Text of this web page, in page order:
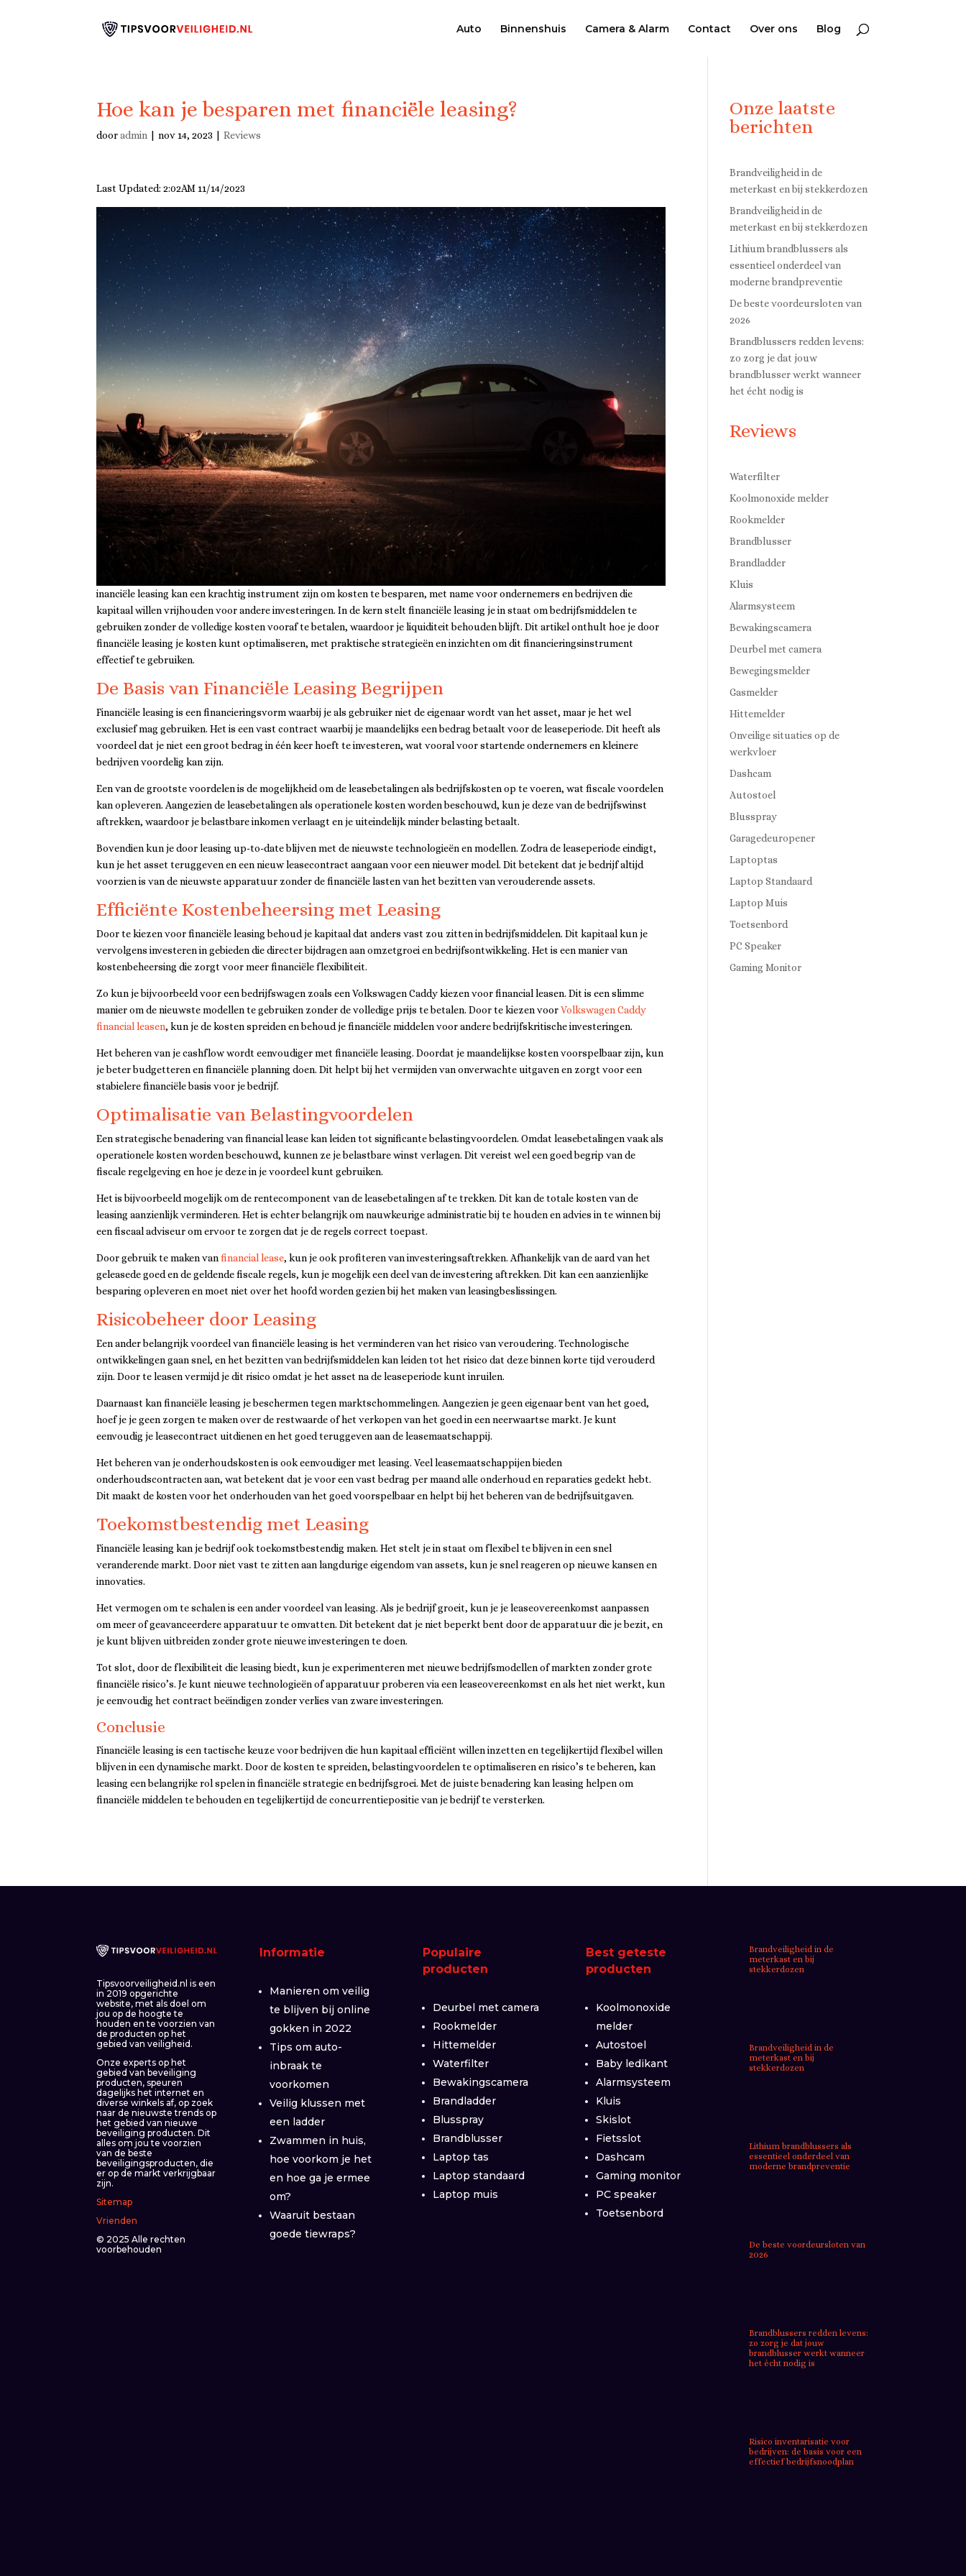
Auto Binnenshuis Camera & Alarm Contact Over ons Blog
Hoe kan je besparen met financiële leasing?
dooradmin |nov 14, 2023 |Reviews
Last Updated: 2:02AM 11/14/2023
inanciële leasing kan een krachtig instrument zijn om kosten te besparen, met name voor ondernemers en bedrijven die
kapitaal willen vrijhouden voor andere investeringen. In de kern stelt financiële leasing je in staat om bedrijfsmiddelen te
gebruiken zonder de volledige kosten vooraf te betalen, waardoor je liquiditeit behouden blijft. Dit artikel onthult hoe je door
financiële leasing je kosten kunt optimaliseren, met praktische strategieën en inzichten om dit financieringsinstrument
effectief te gebruiken.
De Basis van Financiële Leasing Begrijpen
Financiële leasing is een financieringsvorm waarbij je als gebruiker niet de eigenaar wordt van het asset, maar je het wel
exclusief mag gebruiken. Het is een vast contract waarbij je maandelijks een bedrag betaalt voor de leaseperiode. Dit heeft als
voordeel dat je niet een groot bedrag in één keer hoeft te investeren, wat vooral voor startende ondernemers en kleinere
bedrijven voordelig kan zijn.
Een van de grootste voordelen is de mogelijkheid om de leasebetalingen als bedrijfskosten op te voeren, wat fiscale voordelen
kan opleveren. Aangezien de leasebetalingen als operationele kosten worden beschouwd, kun je deze van de bedrijfswinst
aftrekken, waardoor je belastbare inkomen verlaagt en je uiteindelijk minder belasting betaalt.
Bovendien kun je door leasing up-to-date blijven met de nieuwste technologieën en modellen. Zodra de leaseperiode eindigt,
kun je het asset teruggeven en een nieuw leasecontract aangaan voor een nieuwer model. Dit betekent dat je bedrijf altijd
voorzien is van de nieuwste apparatuur zonder de financiële lasten van het bezitten van verouderende assets.
Efficiënte Kostenbeheersing met Leasing
Door te kiezen voor financiële leasing behoud je kapitaal dat anders vast zou zitten in bedrijfsmiddelen. Dit kapitaal kun je
vervolgens investeren in gebieden die directer bijdragen aan omzetgroei en bedrijfsontwikkeling. Het is een manier van
kostenbeheersing die zorgt voor meer financiële flexibiliteit.
Zo kun je bijvoorbeeld voor een bedrijfswagen zoals een Volkswagen Caddy kiezen voor financial leasen. Dit is een slimme
manier om de nieuwste modellen te gebruiken zonder de volledige prijs te betalen. Door te kiezen voorVolkswagen Caddy
financial leasen, kun je de kosten spreiden en behoud je financiële middelen voor andere bedrijfskritische investeringen.
Het beheren van je cashflow wordt eenvoudiger met financiële leasing. Doordat je maandelijkse kosten voorspelbaar zijn, kun
je beter budgetteren en financiële planning doen. Dit helpt bij het vermijden van onverwachte uitgaven en zorgt voor een
stabielere financiële basis voor je bedrijf.
Optimalisatie van Belastingvoordelen
Een strategische benadering van financial lease kan leiden tot significante belastingvoordelen. Omdat leasebetalingen vaak als
operationele kosten worden beschouwd, kunnen ze je belastbare winst verlagen. Dit vereist wel een goed begrip van de
fiscale regelgeving en hoe je deze in je voordeel kunt gebruiken.
Het is bijvoorbeeld mogelijk om de rentecomponent van de leasebetalingen af te trekken. Dit kan de totale kosten van de
leasing aanzienlijk verminderen. Het is echter belangrijk om nauwkeurige administratie bij te houden en advies in te winnen bij
een fiscaal adviseur om ervoor te zorgen dat je de regels correct toepast.
Door gebruik te maken vanfinancial lease, kun je ook profiteren van investeringsaftrekken. Afhankelijk van de aard van het
geleasede goed en de geldende fiscale regels, kun je mogelijk een deel van de investering aftrekken. Dit kan een aanzienlijke
besparing opleveren en moet niet over het hoofd worden gezien bij het maken van leasingbeslissingen.
Risicobeheer door Leasing
Een ander belangrijk voordeel van financiële leasing is het verminderen van het risico van veroudering. Technologische
ontwikkelingen gaan snel, en het bezitten van bedrijfsmiddelen kan leiden tot het risico dat deze binnen korte tijd verouderd
zijn. Door te leasen vermijd je dit risico omdat je het asset na de leaseperiode kunt inruilen.
Daarnaast kan financiële leasing je beschermen tegen marktschommelingen. Aangezien je geen eigenaar bent van het goed,
hoef je je geen zorgen te maken over de restwaarde of het verkopen van het goed in een neerwaartse markt. Je kunt
eenvoudig je leasecontract uitdienen en het goed teruggeven aan de leasemaatschappij.
Het beheren van je onderhoudskosten is ook eenvoudiger met leasing. Veel leasemaatschappijen bieden
onderhoudscontracten aan, wat betekent dat je voor een vast bedrag per maand alle onderhoud en reparaties gedekt hebt.
Dit maakt de kosten voor het onderhouden van het goed voorspelbaar en helpt bij het beheren van de bedrijfsuitgaven.
Toekomstbestendig met Leasing
Financiële leasing kan je bedrijf ook toekomstbestendig maken. Het stelt je in staat om flexibel te blijven in een snel
veranderende markt. Door niet vast te zitten aan langdurige eigendom van assets, kun je snel reageren op nieuwe kansen en
innovaties.
Het vermogen om te schalen is een ander voordeel van leasing. Als je bedrijf groeit, kun je je leaseovereenkomst aanpassen
om meer of geavanceerdere apparatuur te omvatten. Dit betekent dat je niet beperkt bent door de apparatuur die je bezit, en
je kunt blijven uitbreiden zonder grote nieuwe investeringen te doen.
Tot slot, door de flexibiliteit die leasing biedt, kun je experimenteren met nieuwe bedrijfsmodellen of markten zonder grote
financiële risico’s. Je kunt nieuwe technologieën of apparatuur proberen via een leaseovereenkomst en als het niet werkt, kun
je eenvoudig het contract beëindigen zonder verlies van zware investeringen.
Conclusie
Financiële leasing is een tactische keuze voor bedrijven die hun kapitaal efficiënt willen inzetten en tegelijkertijd flexibel willen
blijven in een dynamische markt. Door de kosten te spreiden, belastingvoordelen te optimaliseren en risico’s te beheren, kan
leasing een belangrijke rol spelen in financiële strategie en bedrijfsgroei. Met de juiste benadering kan leasing helpen om
financiële middelen te behouden en tegelijkertijd de concurrentiepositie van je bedrijf te versterken.
Onze laatste
berichten
Brandveiligheid in de
meterkast en bij stekkerdozen
Brandveiligheid in de
meterkast en bij stekkerdozen
Lithium brandblussers als
essentieel onderdeel van
moderne brandpreventie
De beste voordeursloten van
2026
Brandblussers redden levens:
zo zorg je dat jouw
brandblusser werkt wanneer
het écht nodig is
Reviews
Waterfilter
Koolmonoxide melder
Rookmelder
Brandblusser
Brandladder
Kluis
Alarmsysteem
Bewakingscamera
Deurbel met camera
Bewegingsmelder
Gasmelder
Hittemelder
Onveilige situaties op de
werkvloer
Dashcam
Autostoel
Blusspray
Garagedeuropener
Laptoptas
Laptop Standaard
Laptop Muis
Toetsenbord
PC Speaker
Gaming Monitor
Tipsvoorveiligheid.nl is een
in 2019 opgerichte
website, met als doel om
jou op de hoogte te
houden en te voorzien van
de producten op het
gebied van veiligheid.
Onze experts op het
gebied van beveiliging
producten, speuren
dagelijks het internet en
diverse winkels af, op zoek
naar de nieuwste trends op
het gebied van nieuwe
beveiliging producten. Dit
alles om jou te voorzien
van de beste
beveiligingsproducten, die
er op de markt verkrijgbaar
zijn.
Sitemap
Vrienden
© 2025 Alle rechten
voorbehouden
Informatie
Manieren om veilig
te blijven bij online
gokken in 2022
Tips om auto-
inbraak te
voorkomen
Veilig klussen met
een ladder
Zwammen in huis,
hoe voorkom je het
en hoe ga je ermee
om?
Waaruit bestaan
goede tiewraps?
Populaire
producten
Deurbel met camera
Rookmelder
Hittemelder
Waterfilter
Bewakingscamera
Brandladder
Blusspray
Brandblusser
Laptop tas
Laptop standaard
Laptop muis
Best geteste
producten
Koolmonoxide
melder
Autostoel
Baby ledikant
Alarmsysteem
Kluis
Skislot
Fietsslot
Dashcam
Gaming monitor
PC speaker
Toetsenbord
Brandveiligheid in de
meterkast en bij
stekkerdozen
Brandveiligheid in de
meterkast en bij
stekkerdozen
Lithium brandblussers als
essentieel onderdeel van
moderne brandpreventie
De beste voordeursloten van
2026
Brandblussers redden levens:
zo zorg je dat jouw
brandblusser werkt wanneer
het écht nodig is
Risico inventarisatie voor
bedrijven: de basis voor een
effectief bedrijfsnoodplan